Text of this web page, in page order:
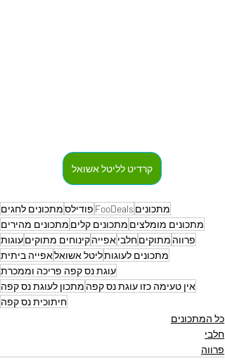
קרדיט לליטל אשואל
מתכונים FooDeals פודילסמתכונים לחגים
מתכונים מומלצים מתכונים קלים מתכונים מהירים
פרווה מתוקיםחלביאפייהקינוחים מתוקיםעוגות
מתכונים לעוגותליטל אשואלאפייה ביתית
עוגת נס קפה פריכה וממכרת
אין טעימה כזו עוגת נס קפה מתכון לעוגת נס קפה
חיתוכית נס קפה
כל המתכונים
חלבי
פרווה